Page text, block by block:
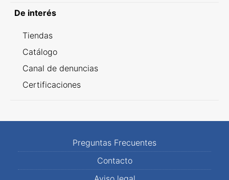
De interés
Tiendas
Catálogo
Canal de denuncias
Certificaciones
Preguntas Frecuentes
Contacto